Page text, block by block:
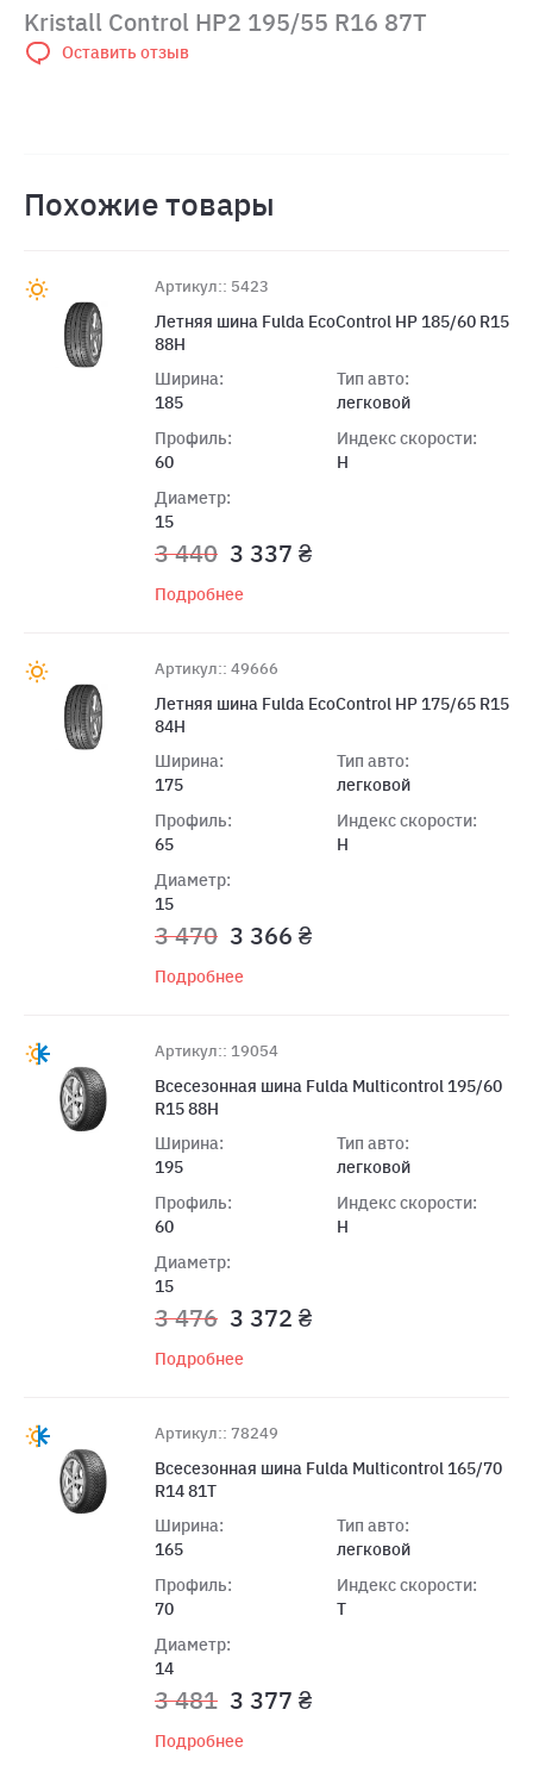
Kristall Control HP2 195/55 R16 87T
Оставить отзыв
Похожие товары
Артикул:: 5423
Летняя шина Fulda EcoControl HP 185/60 R15
88H
Ширина:
185
Профиль:
60
Диаметр:
15
Тип авто:
легковой
Индекс скорости:
H
3 440 3 337 ₴
Подробнее
Артикул:: 49666
Летняя шина Fulda EcoControl HP 175/65 R15
84H
Ширина:
175
Профиль:
65
Диаметр:
15
Тип авто:
легковой
Индекс скорости:
H
3 470 3 366 ₴
Подробнее
Артикул:: 19054
Всесезонная шина Fulda Multicontrol 195/60
R15 88H
Ширина:
195
Профиль:
60
Диаметр:
15
Тип авто:
легковой
Индекс скорости:
H
3 476 3 372 ₴
Подробнее
Артикул:: 78249
Всесезонная шина Fulda Multicontrol 165/70
R14 81T
Ширина:
165
Профиль:
70
Диаметр:
14
Тип авто:
легковой
Индекс скорости:
T
3 481 3 377 ₴
Подробнее